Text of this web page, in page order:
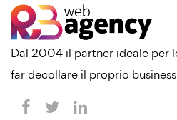
Dal 2004 il partner ideale per
far decollare il proprio